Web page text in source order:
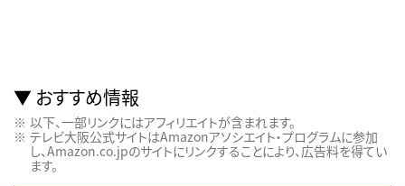
おすすめ情報
以下、一部リンクにはアフィリエイトが含まれます。
テレビ大阪公式サイトはAmazonアソシエイト・プログラムに参加
し、Amazon.co.jpのサイトにリンクすることにより、広告料を得てい
ます。